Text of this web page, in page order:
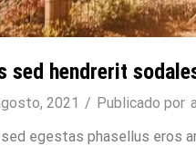
sed hendrerit
2021 / Publicado por
egestas phasellus eros